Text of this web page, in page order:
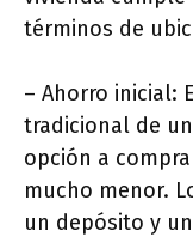
términos de
– Ahorro inicial:
tradicional de
opción a
mucho menor.
un depósito y